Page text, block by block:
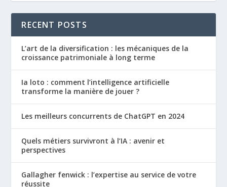
RECENT POSTS
L’art de la diversification : les mécaniques de la
croissance patrimoniale à long terme
Ia loto : comment l’intelligence artificielle
transforme la manière de jouer ?
Les meilleurs concurrents de ChatGPT en 2024
Quels métiers survivront à l’IA : avenir et
perspectives
Gallagher fenwick : l’expertise au service de votre
réussite